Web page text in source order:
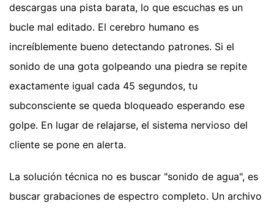
descargas una pista barata, lo que escuchas es un
bucle mal editado. El cerebro humano es
increíblemente bueno detectando patrones. Si el
sonido de una gota golpeando una piedra se repite
exactamente igual cada 45 segundos, tu
subconsciente se queda bloqueado esperando ese
golpe. En lugar de relajarse, el sistema nervioso del
cliente se pone en alerta.
La solución técnica no es buscar "sonido de agua", es
buscar grabaciones de espectro completo. Un archivo